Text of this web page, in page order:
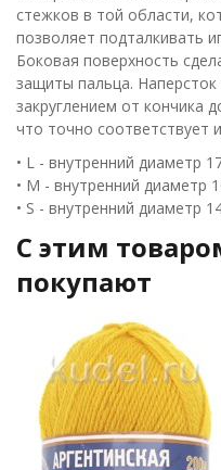
стежков в той области,
позволяет подталкивать
Боковая поверхность
защиты пальца.
закруглением от кончика
что точно соответствует
• L - внутренний диаметр
• M - внутренний диаметр
• S - внутренний диаметр
C этим
покупают